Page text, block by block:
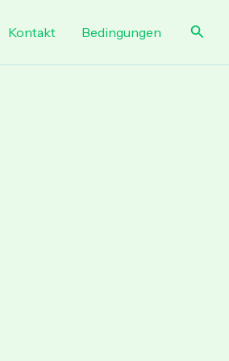
Kontakt Bedingungen Search